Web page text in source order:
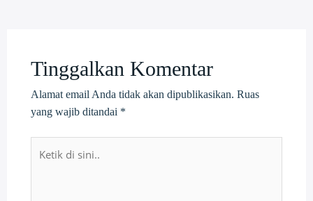
Tinggalkan Komentar
Alamat email Anda tidak akan dipublikasikan. Ruas
yang wajib ditandai *